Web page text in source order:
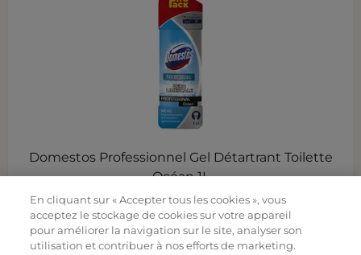
Domestos Professionnel Gel Détartrant Toilette
Océan 1L
En cliquant sur « Accepter tous les cookies », vous
acceptez le stockage de cookies sur votre appareil
pour améliorer la navigation sur le site, analyser son
utilisation et contribuer à nos efforts de marketing.